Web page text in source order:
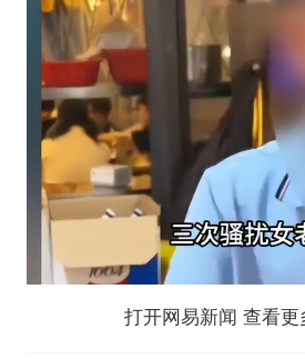
打开网易新闻 查看更